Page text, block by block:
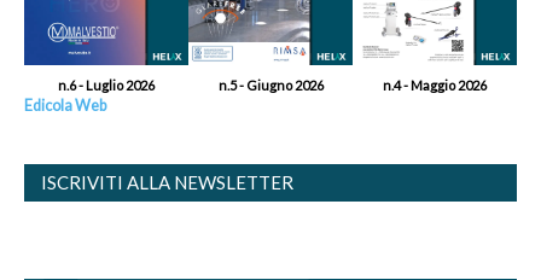
n.6 - Luglio 2026 n.5 - Giugno 2026 n.4 - Maggio 2026
Edicola Web
ISCRIVITI ALLA NEWSLETTER